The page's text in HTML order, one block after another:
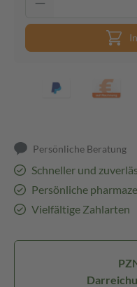
Persönliche Beratung
Schneller und
Persönliche
Vielfältige Zahlarten